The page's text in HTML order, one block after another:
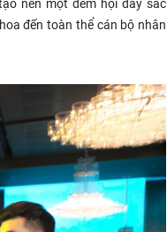
nên một đêm hội đầy sắc
đến toàn thể cán bộ nhân